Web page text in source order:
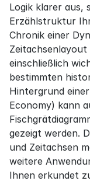
Logik klarer aus,
Erzählstruktur
Chronik einer
einschließlich
bestimmten
Hintergrund
Economy) kann
gezeigt werden.
und Zeitachsen
weitere
Ihnen erkundet